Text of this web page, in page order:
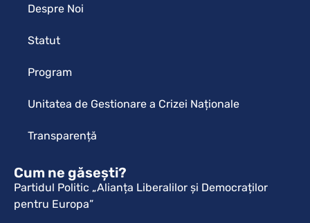
Despre Noi
Statut
Program
Unitatea de Gestionare a Crizei Naționale
Transparență
Cum ne găsești?
Partidul Politic „Alianța Liberalilor și Democraților
pentru Europa”